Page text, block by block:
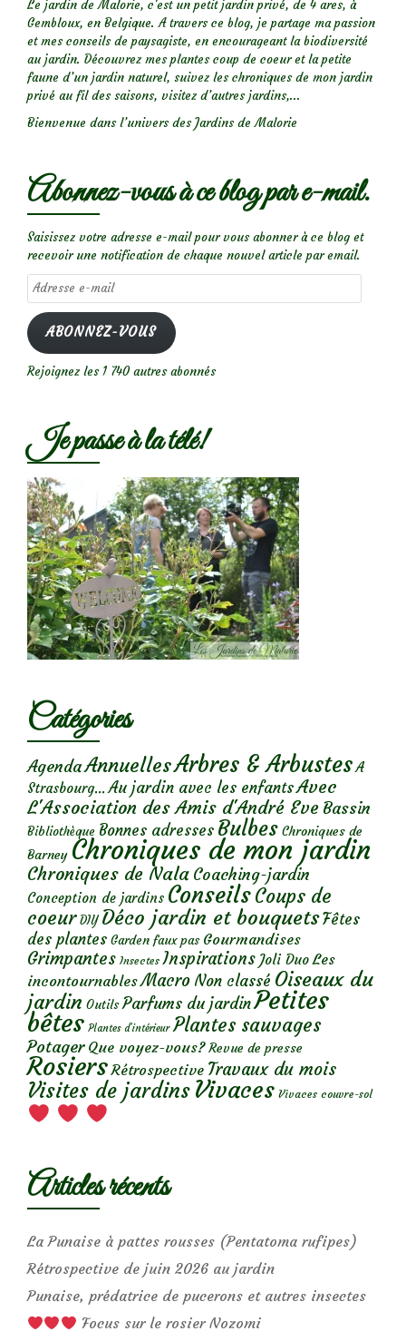
Le jardin de Malorie, c'est un petit jardin privé, de 4 ares, à
Gembloux, en Belgique. A travers ce blog, je partage ma passion
et mes conseils de paysagiste, en encourageant la biodiversité
au jardin. Découvrez mes plantes coup de coeur et la petite
faune d’un jardin naturel, suivez les chroniques de mon jardin
privé au fil des saisons, visitez d’autres jardins,...
Bienvenue dans l’univers des Jardins de Malorie
Abonnez-vous à ce blog par e-mail.
Saisissez votre adresse e-mail pour vous abonner à ce blog et
recevoir une notification de chaque nouvel article par email.
Adresse
e-
mail
ABONNEZ-VOUS
Rejoignez les 1 740 autres abonnés
Je passe à la télé!
Catégories
AgendaAnnuellesArbres & Arbustes A
Strasbourg... Au jardin avec les enfantsAvec
L'Association des Amis d'André Eve Bassin
Bibliothèque Bonnes adresses Bulbes Chroniques de
Barney Chroniques de mon jardin
Chroniques de Nala Coaching-jardin
Conception de jardins ConseilsCoups de
coeur DIY Déco jardin et bouquetsFêtes
des plantes Garden faux pas Gourmandises
Grimpantes Insectes Inspirations Joli Duo Les
incontournables Macro Non classé Oiseaux du
jardin Outils Parfums du jardinPetites
bêtes Plantes d’intérieur Plantes sauvages
Potager Que voyez-vous? Revue de presse
Rosiers Rétrospective Travaux du mois
Visites de jardins Vivaces Vivaces couvre-sol
Articles récents
La Punaise à pattes rousses (Pentatoma rufipes)
Rétrospective de juin 2026 au jardin
Punaise, prédatrice de pucerons et autres insectes
Focus sur le rosier Nozomi